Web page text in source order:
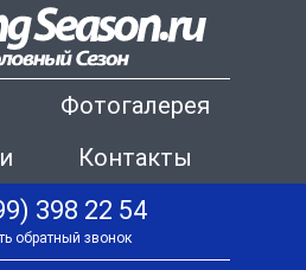
Фотогалерея
Контакты
398 22 54
обратный звонок